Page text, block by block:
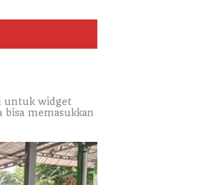
untuk widget
memasukkan